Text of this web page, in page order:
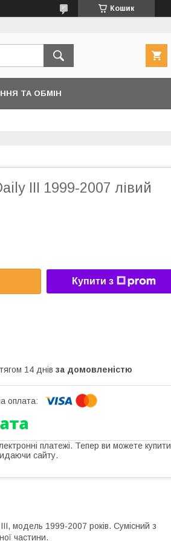
Кошик
ТА ОБМІН
III 1999-2007 лівий
Купити з
14 днів за домовленістю
платежі. Тепер ви можете купити
сайту.
модель 1999-2007 років. Сумісний з
частини.